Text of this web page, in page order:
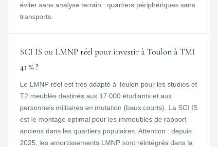
éviter sans analyse terrain : quartiers périphériques sans
transports.
SCI IS ou LMNP réel pour investir à Toulon à TMI
41 % ?
Le LMNP réel est très adapté à Toulon pour les studios et
T2 meublés destinés aux 17 000 étudiants et aux
personnels militaires en mutation (baux courts). La SCI IS
est le montage optimal pour les immeubles de rapport
anciens dans les quartiers populaires. Attention : depuis
2025, les amortissements LMNP sont réintégrés dans la